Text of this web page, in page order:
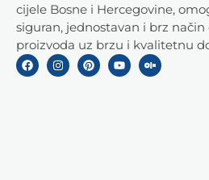
cijele Bosne i Hercegovine,
siguran, jednostavan i brz
proizvoda uz brzu i kvalitetnu